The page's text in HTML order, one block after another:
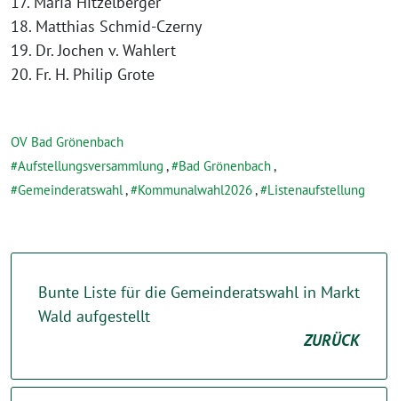
18. Matthias Schmid-Czerny
19. Dr. Jochen v. Wahlert
20. Fr. H. Philip Grote
OV Bad Grönenbach
Aufstellungsversammlung , Bad Grönenbach,
Gemeinderatswahl, Kommunalwahl2026, Listenaufstellung
Bunte Liste für die Gemeinderatswahl in Markt
Wald aufgestellt
ZURÜCK